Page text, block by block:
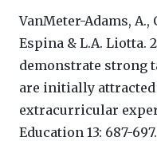
VanMeter-Adams, A.,
Espina & L.A. Liotta.
demonstrate strong
are initially attracted
extracurricular
Education 13: 687-697.